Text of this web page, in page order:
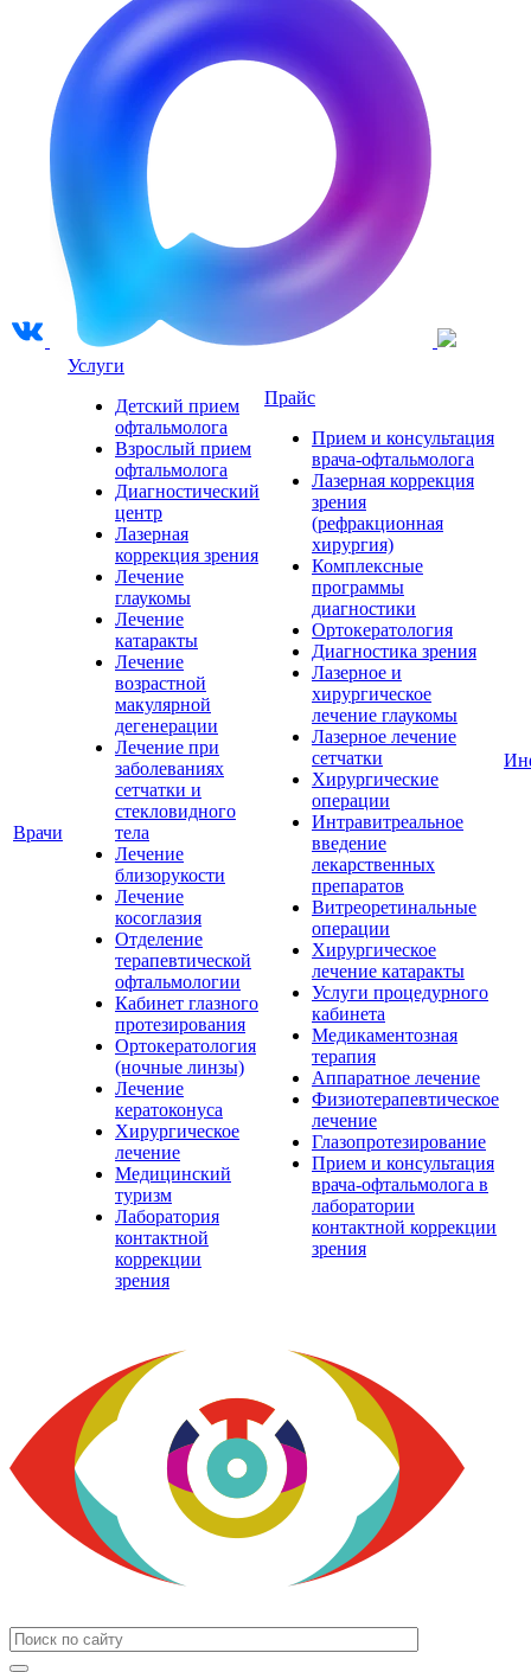
Врачи
Услуги
Детский прием
офтальмолога
Взрослый прием
офтальмолога
Диагностический
центр
Лазерная
коррекция зрения
Лечение
глаукомы
Лечение
катаракты
Лечение
возрастной
макулярной
дегенерации
Лечение при
заболеваниях
сетчатки и
стекловидного
тела
Лечение
близорукости
Лечение
косоглазия
Отделение
терапевтической
офтальмологии
Кабинет глазного
протезирования
Ортокератология
(ночные линзы)
Лечение
кератоконуса
Хирургическое
лечение
Медицинский
туризм
Лаборатория
контактной
коррекции
зрения
Прайс
Прием и консультация
врача-офтальмолога
Лазерная коррекция
зрения
(рефракционная
хирургия)
Комплексные
программы
диагностики
Ортокератология
Диагностика зрения
Лазерное и
хирургическое
лечение глаукомы
Лазерное лечение
сетчатки
Хирургические
операции
Интравитреальное
введение
лекарственных
препаратов
Витреоретинальные
операции
Хирургическое
лечение катаракты
Услуги процедурного
кабинета
Медикаментозная
терапия
Аппаратное лечение
Физиотерапевтическое
лечение
Глазопротезирование
Прием и консультация
врача-офтальмолога в
лаборатории
контактной коррекции
зрения